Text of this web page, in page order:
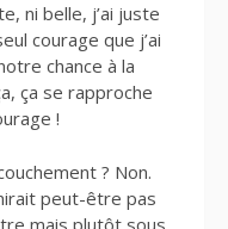
ni belle, j’ai juste
courage que j’ai
chance à la
ça se rapproche
!
? Non.
peut-être pas
mais plutôt sous